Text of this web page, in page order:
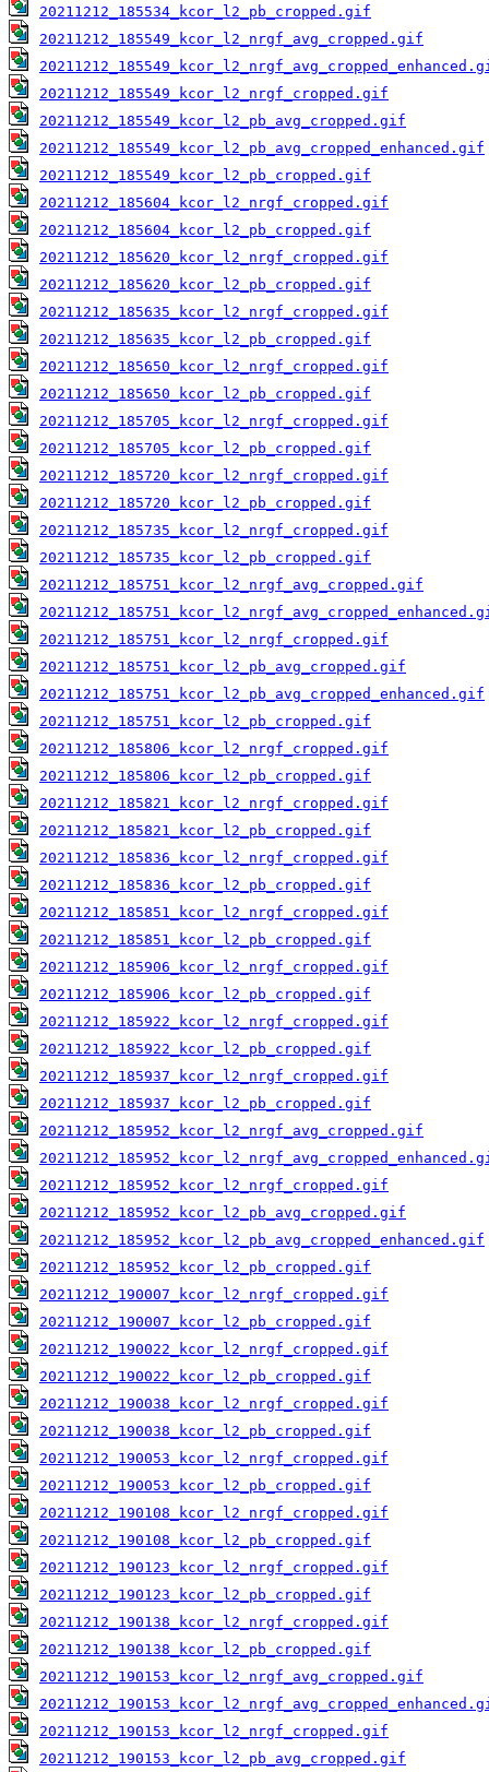
20211212_185534_kcor_l2_pb_cropped.gif
20211212_185549_kcor_l2_nrgf_avg_cropped.gif
20211212_185549_kcor_l2_nrgf_cropped.gif
20211212_185549_kcor_l2_pb_avg_cropped.gif
20211212_185549_kcor_l2_pb_avg_cropped_enhanced.gif
20211212_185549_kcor_l2_pb_cropped.gif
20211212_185604_kcor_l2_nrgf_cropped.gif
20211212_185604_kcor_l2_pb_cropped.gif
20211212_185620_kcor_l2_nrgf_cropped.gif
20211212_185620_kcor_l2_pb_cropped.gif
20211212_185635_kcor_l2_nrgf_cropped.gif
20211212_185635_kcor_l2_pb_cropped.gif
20211212_185650_kcor_l2_nrgf_cropped.gif
20211212_185650_kcor_l2_pb_cropped.gif
20211212_185705_kcor_l2_nrgf_cropped.gif
20211212_185705_kcor_l2_pb_cropped.gif
20211212_185720_kcor_l2_nrgf_cropped.gif
20211212_185720_kcor_l2_pb_cropped.gif
20211212_185735_kcor_l2_nrgf_cropped.gif
20211212_185735_kcor_l2_pb_cropped.gif
20211212_185751_kcor_l2_nrgf_avg_cropped.gif
20211212_185751_kcor_l2_nrgf_cropped.gif
20211212_185751_kcor_l2_pb_avg_cropped.gif
20211212_185751_kcor_l2_pb_avg_cropped_enhanced.gif
20211212_185751_kcor_l2_pb_cropped.gif
20211212_185806_kcor_l2_nrgf_cropped.gif
20211212_185806_kcor_l2_pb_cropped.gif
20211212_185821_kcor_l2_nrgf_cropped.gif
20211212_185821_kcor_l2_pb_cropped.gif
20211212_185836_kcor_l2_nrgf_cropped.gif
20211212_185836_kcor_l2_pb_cropped.gif
20211212_185851_kcor_l2_nrgf_cropped.gif
20211212_185851_kcor_l2_pb_cropped.gif
20211212_185906_kcor_l2_nrgf_cropped.gif
20211212_185906_kcor_l2_pb_cropped.gif
20211212_185922_kcor_l2_nrgf_cropped.gif
20211212_185922_kcor_l2_pb_cropped.gif
20211212_185937_kcor_l2_nrgf_cropped.gif
20211212_185937_kcor_l2_pb_cropped.gif
20211212_185952_kcor_l2_nrgf_avg_cropped.gif
20211212_185952_kcor_l2_nrgf_cropped.gif
20211212_185952_kcor_l2_pb_avg_cropped.gif
20211212_185952_kcor_l2_pb_avg_cropped_enhanced.gif
20211212_185952_kcor_l2_pb_cropped.gif
20211212_190007_kcor_l2_nrgf_cropped.gif
20211212_190007_kcor_l2_pb_cropped.gif
20211212_190022_kcor_l2_nrgf_cropped.gif
20211212_190022_kcor_l2_pb_cropped.gif
20211212_190038_kcor_l2_nrgf_cropped.gif
20211212_190038_kcor_l2_pb_cropped.gif
20211212_190053_kcor_l2_nrgf_cropped.gif
20211212_190053_kcor_l2_pb_cropped.gif
20211212_190108_kcor_l2_nrgf_cropped.gif
20211212_190108_kcor_l2_pb_cropped.gif
20211212_190123_kcor_l2_nrgf_cropped.gif
20211212_190123_kcor_l2_pb_cropped.gif
20211212_190138_kcor_l2_nrgf_cropped.gif
20211212_190138_kcor_l2_pb_cropped.gif
20211212_190153_kcor_l2_nrgf_avg_cropped.gif
20211212_190153_kcor_l2_nrgf_cropped.gif
20211212_190153_kcor_l2_pb_avg_cropped.gif